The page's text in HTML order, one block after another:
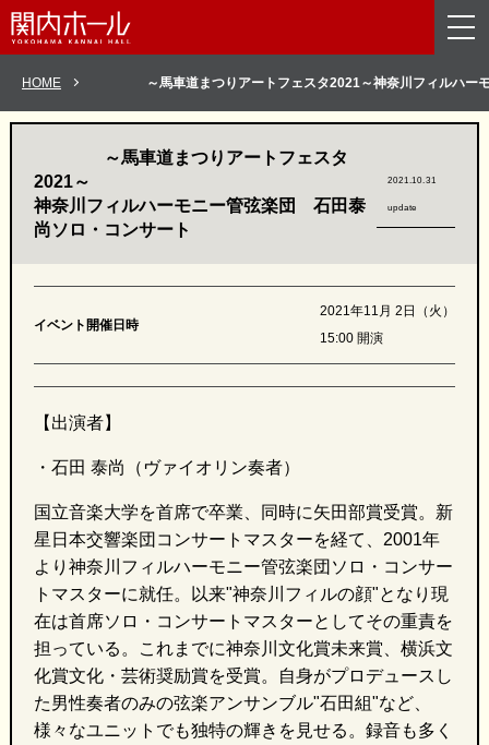
メニューを読み飛ばして本文へスキップ。
HOME ～馬車道まつりアートフェスタ2021～神奈川フィルハー
～馬車道まつりアートフェスタ
2021～
神奈川フィルハーモニー管弦楽団 石田泰
尚ソロ・コンサート
2021.10.31
update
イベント開催日時
2021年11月 2日（火）
15:00 開演
【出演者】
・石田 泰尚（ヴァイオリン奏者）
国立音楽大学を首席で卒業、同時に矢田部賞受賞。新
星日本交響楽団コンサートマスターを経て、 2001年
より神奈川フィルハーモニー管弦楽団ソロ・コンサー
トマスターに就任。以来"神奈川フィルの顔"となり現
在は首席ソロ・コンサートマスターとしてその重責を
担っている。これまでに神奈川文化賞未来賞、横浜文
化賞文化・芸術奨励賞を受賞。自身がプロデュースし
た男性奏者のみの弦楽アンサンブル"石田組"など、
様々なユニットでも独特の輝きを見せる。録音も多く